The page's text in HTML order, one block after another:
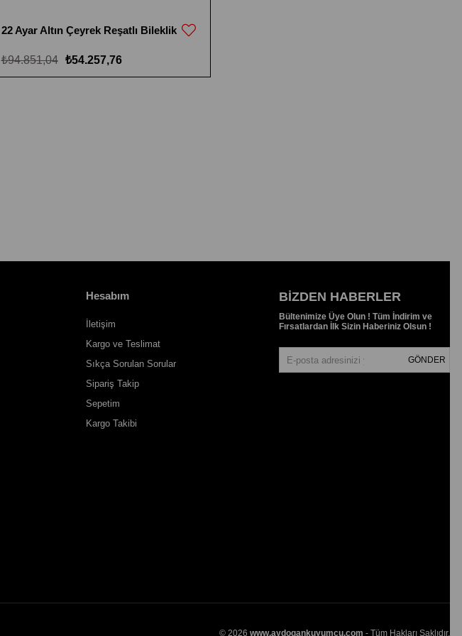
22 Ayar Altın Çeyrek Reşatlı Bileklik
₺54.257,76
₺94.851,04
Hesabım
İletişim
Kargo ve Teslimat
Sıkça Sorulan Sorular
Sipariş Takip
Sepetim
Kargo Takibi
BIZDEN HABERLER
Bültenimize Üye Olun ! Tüm İndirim ve
Fırsatlardan İlk Sizin Haberiniz Olsun !
GÖNDER
© 2026 www.aydogankuyumcu.com - Tüm Hakları Saklıdır.